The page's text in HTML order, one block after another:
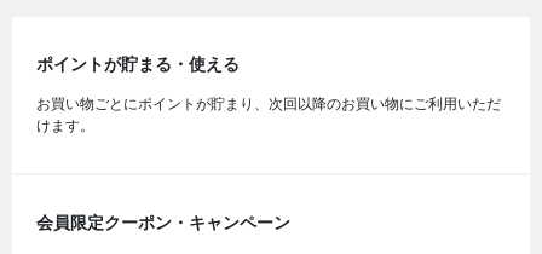
ポイントが貯まる・使える
お買い物ごとにポイントが貯まり、次回以降のお買い物にご利用いただ
けます。
会員限定クーポン・キャンペーン